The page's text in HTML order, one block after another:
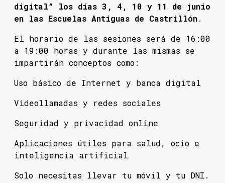
digital” los días 3, 4, 10 y 11 de junio
en las Escuelas Antiguas de Castrillón.
El horario de las sesiones será de 16:00
a 19:00 horas y durante las mismas se
impartirán conceptos como:
Uso básico de Internet y banca digital
Videollamadas y redes sociales
Seguridad y privacidad online
Aplicaciones útiles para salud, ocio e
inteligencia artificial
Solo necesitas llevar tu móvil y tu DNI.